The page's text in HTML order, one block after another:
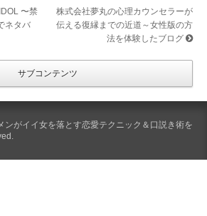
〜禁
ネタバ
株式会社夢丸の心理カウンセラーが
伝える復縁までの近道～女性版の方
法を体験したブログ
サブコンテンツ
がイイ女を落とす恋愛テクニック＆口説き術を